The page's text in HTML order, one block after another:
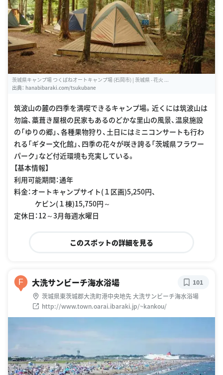
茨城県キャンプ場 つくばねオートキャンプ場 (石岡市) | 茨城県 - 花火 ...
出典： hanabibaraki.com/tsukubane
筑波山の麓の四季を満喫できるキャンプ場。近くには筑波山は
勿論、藁葺き屋根の民家もあるのどかな里山の風景、温泉施設
の「ゆりの郷」、各種果物狩り、土日にはミニコンサートも行わ
れる「ギター文化館」、四季の花々が咲き誇る「茨城県フラワー
パーク」など付近環境も充実している。
【基本情報】
利用可能期間：通年
料金：オートキャンプサイト(１区画)5,250円、
ケビン(１棟)15,750円～
定休日：12～3月毎週水曜日
このスポットの詳細を見る
F 大洗サンビーチ海水浴場
茨城県東茨城郡大洗町港中央地先 大洗サンビーチ海水浴場
http://www.town.oarai.ibaraki.jp/~kankou/
101